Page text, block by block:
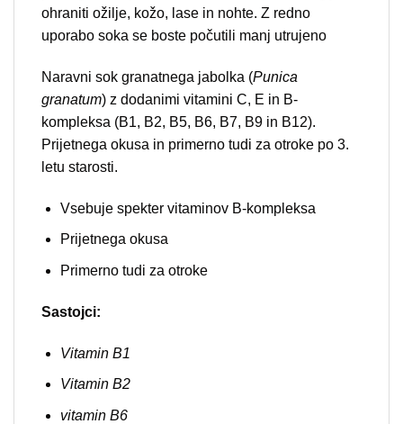
ohraniti ožilje, kožo, lase in nohte. Z redno
uporabo soka se boste počutili manj utrujeno
Naravni sok granatnega jabolka (Punica
granatum) z dodanimi vitamini C, E in B-
kompleksa (B1, B2, B5, B6, B7, B9 in B12).
Prijetnega okusa in primerno tudi za otroke po 3.
letu starosti.
Vsebuje spekter vitaminov B-kompleksa
Prijetnega okusa
Primerno tudi za otroke
Sastojci:
Vitamin B1
Vitamin B2
vitamin B6